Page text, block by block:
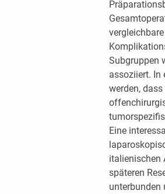
Subgruppen
assoziiert. In
werden,
Eine
italienischen
späteren
unterbunden